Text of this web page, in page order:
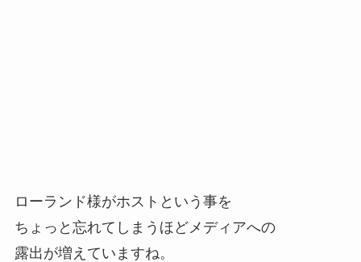
ローランド様がホストという事を
ちょっと忘れてしまうほどメディアへの
露出が増えていますね。